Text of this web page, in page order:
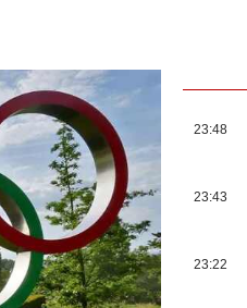
23:48
23:43
23:22